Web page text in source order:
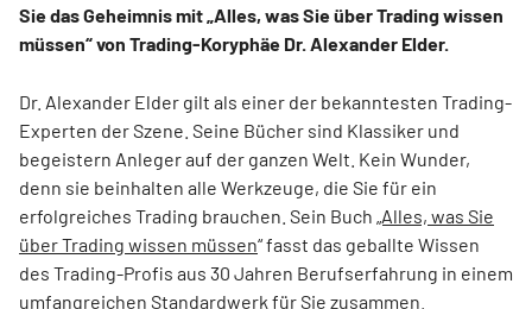
Sie das Geheimnis mit „Alles, was Sie über Trading wissen
müssen“ von Trading-Koryphäe Dr. Alexander Elder.
Dr. Alexander Elder gilt als einer der bekanntesten Trading-
Experten der Szene. Seine Bücher sind Klassiker und
begeistern Anleger auf der ganzen Welt. Kein Wunder,
denn sie beinhalten alle Werkzeuge, die Sie für ein
erfolgreiches Trading brauchen. Sein Buch „Alles, was Sie
über Trading wissen müssen“ fasst das geballte Wissen
des Trading-Profis aus 30 Jahren Berufserfahrung in einem
umfangreichen Standardwerk für Sie zusammen.